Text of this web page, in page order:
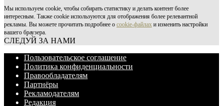
Мы используем cookie, чтобы собирать статистику и делать контент более
интересным. Также cookie используются для отображения более релевантной
рекламы. Вы можете прочитать подробнее о cookie-файлах и изменить настройки
вашего браузера.
СЛЕДУЙ ЗА НАМИ
Пользовательское соглашение
Политика конфиденциальности
Правообладателям
Партнёры
Рекламодателям
Редакция